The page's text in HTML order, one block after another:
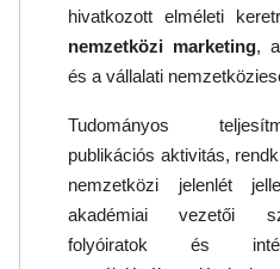
hivatkozott elméleti
nemzetközi marketing,
és a vállalati
Tudományos
publikációs aktivitás,
nemzetközi jelenlét
akadémiai vezetői
folyóiratok és